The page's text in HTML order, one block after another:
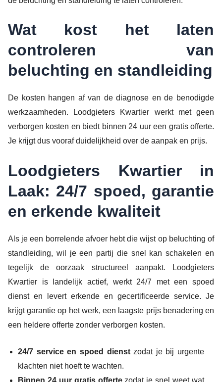
Wat kost het laten
controleren van
beluchting en standleiding
De kosten hangen af van de diagnose en de benodigde
werkzaamheden. Loodgieters Kwartier werkt met geen
verborgen kosten en biedt binnen 24 uur een gratis offerte.
Je krijgt dus vooraf duidelijkheid over de aanpak en prijs.
Loodgieters Kwartier in
Laak: 24/7 spoed, garantie
en erkende kwaliteit
Als je een borrelende afvoer hebt die wijst op beluchting of
standleiding, wil je een partij die snel kan schakelen en
tegelijk de oorzaak structureel aanpakt. Loodgieters
Kwartier is landelijk actief, werkt 24/7 met een spoed
dienst en levert erkende en gecertificeerde service. Je
krijgt garantie op het werk, een laagste prijs benadering en
een heldere offerte zonder verborgen kosten.
24/7 service en spoed dienstzodat je bij urgente
klachten niet hoeft te wachten.